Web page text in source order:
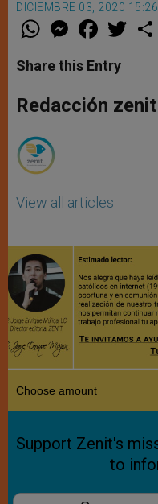
DICIEMBRE 03, 2020 15:26
W
t
s
p
p
M
e
s
e
g
e
F
a
e
b
o
k
w
r
Share this Entry
Redacción zenit
View all articles